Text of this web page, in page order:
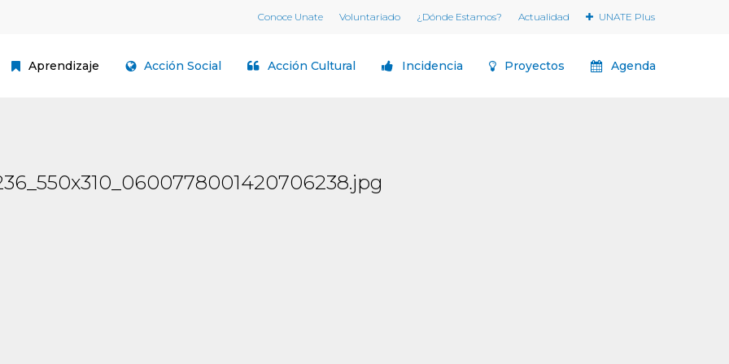
Conoce Unate Voluntariado ¿Dónde Estamos? Actualidad UNATE Plus
Aprendizaje Acción Social Acción Cultural Incidencia Proyectos Agenda